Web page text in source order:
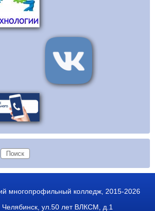
многопрофильный колледж, 2015-2026
Челябинск, ул.50 лет ВЛКСМ, д.1